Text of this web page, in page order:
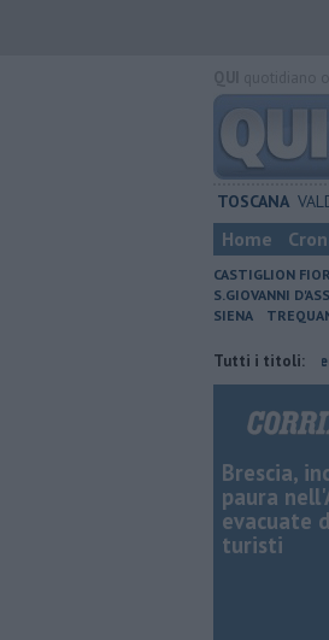
TOSCANA
Home
CASTIGLION
S.GIOVANNI
SIENA
Tutti i titoli:
​Benzina, gasolio, gpl, ecco
Brescia,
paura
evacuate
turisti